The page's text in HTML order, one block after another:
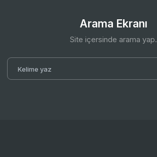
Arama Ekranı
Site içersinde arama yap.